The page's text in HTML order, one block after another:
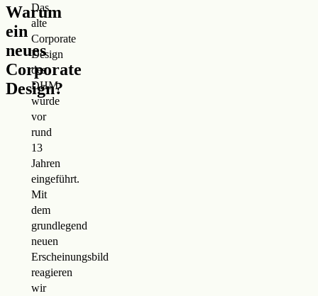
Warum
ein
neues
Corporate
Design?
Das
alte
Corporate
Design
des
DHM
wurde
vor
rund
13
Jahren
eingeführt.
Mit
dem
grundlegend
neuen
Erscheinungsbild
reagieren
wir